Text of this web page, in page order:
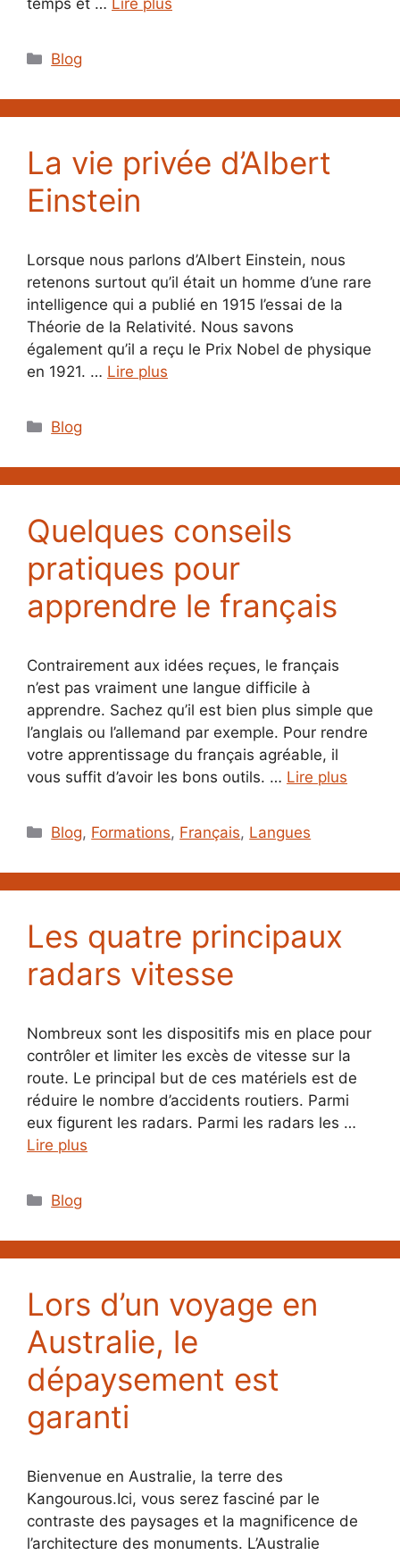
Catégories
Blog
La vie privée d’Albert
Einstein
Lorsque nous parlons d’Albert Einstein, nous
retenons surtout qu’il était un homme d’une rare
intelligence qui a publié en 1915 l’essai de la
Théorie de la Relativité. Nous savons
également qu’il a reçu le Prix Nobel de physique
en 1921. … Lire plus
Catégories
Blog
Quelques conseils
pratiques pour
apprendre le français
Contrairement aux idées reçues, le français
n’est pas vraiment une langue difficile à
apprendre. Sachez qu’il est bien plus simple que
l’anglais ou l’allemand par exemple. Pour rendre
votre apprentissage du français agréable, il
vous suffit d’avoir les bons outils. … Lire plus
Catégories
Blog, Formations, Français, Langues
Les quatre principaux
radars vitesse
Nombreux sont les dispositifs mis en place pour
contrôler et limiter les excès de vitesse sur la
route. Le principal but de ces matériels est de
réduire le nombre d’accidents routiers. Parmi
eux figurent les radars. Parmi les radars les …
Lire plus
Catégories
Blog
Lors d’un voyage en
Australie, le
dépaysement est
garanti
Bienvenue en Australie, la terre des
Kangourous.Ici, vous serez fasciné par le
contraste des paysages et la magnificence de
l’architecture des monuments. L’Australie